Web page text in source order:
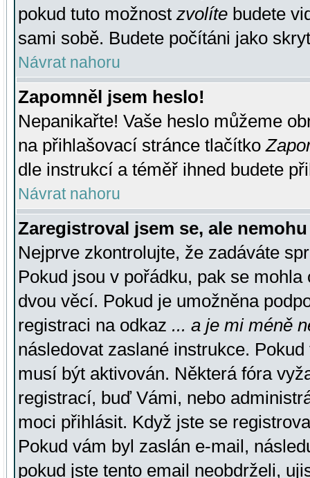
pokud tuto možnost zvolíte budete
sami sobě. Budete počítáni jako
Návrat nahoru
Zapomněl jsem heslo!
Nepanikařte! Vaše heslo můžeme
na přihlašovací stránce tlačítko
dle instrukcí a téměř ihned budete
Návrat nahoru
Zaregistroval jsem se, ale
Nejprve zkontrolujte, že zadáváte
Pokud jsou v pořádku, pak se
dvou věcí. Pokud je umožněna
registraci na odkaz ... a je mi méně
následovat zaslané instrukce.
musí být aktivován. Některá fóra
registrací, buď Vámi, nebo
moci přihlásit. Když jste se
Pokud vám byl zaslán e-mail,
pokud jste tento email neobdrželi,